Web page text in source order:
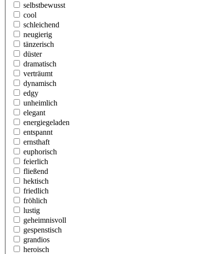
selbstbewusst
cool
schleichend
neugierig
tänzerisch
düster
dramatisch
verträumt
dynamisch
edgy
unheimlich
elegant
energiegeladen
entspannt
ernsthaft
euphorisch
feierlich
fließend
hektisch
friedlich
fröhlich
lustig
geheimnisvoll
gespenstisch
grandios
heroisch